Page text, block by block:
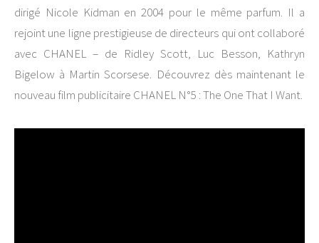
dirigé Nicole Kidman en 2004 pour le même parfum. Il a
rejoint une ligne prestigieuse de directeurs qui ont collaboré
avec CHANEL – de Ridley Scott, Luc Besson, Kathryn
Bigelow à Martin Scorsese. Découvrez dès maintenant le
nouveau film publicitaire CHANEL N°5 : The One That I Want.